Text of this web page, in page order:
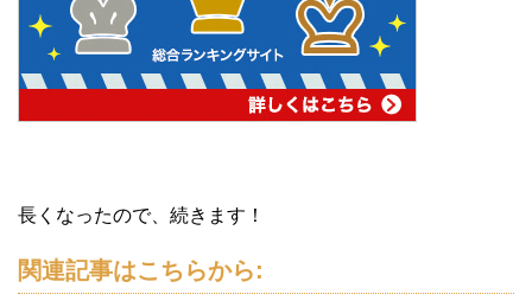
長くなったので、続きます！
関連記事はこちらから: